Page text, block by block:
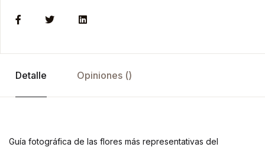
Detalle Opiniones ()
Guía fotográfica de las flores más representativas del